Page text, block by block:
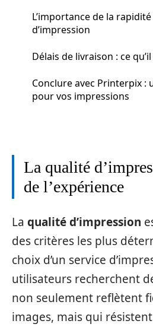
L’importance de la
d’impression
Délais de livraison : ce
Conclure avec Printerpix :
pour vos impressions
La qualité
de l’expérience
La qualité d’impression
des critères les plus
choix d’un service
utilisateurs recherchent
non seulement reflètent
images, mais qui